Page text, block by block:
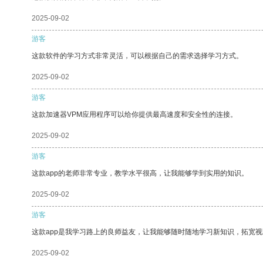
2025-09-02
游客
这款软件的学习方式非常灵活，可以根据自己的需求选择学习方式。
2025-09-02
游客
这款加速器VPM应用程序可以给你提供最高速度和安全性的连接。
2025-09-02
游客
这款app的老师非常专业，教学水平很高，让我能够学到实用的知识。
2025-09-02
游客
这款app是我学习路上的良师益友，让我能够随时随地学习新知识，拓宽
2025-09-02